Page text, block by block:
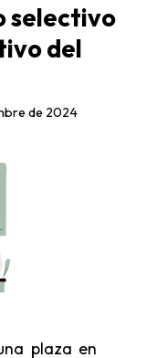
selectivo
del
de 2024
plaza en